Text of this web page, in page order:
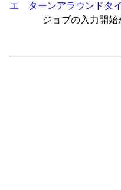
エ ターンアラウンドタ
ジョブの入力開始